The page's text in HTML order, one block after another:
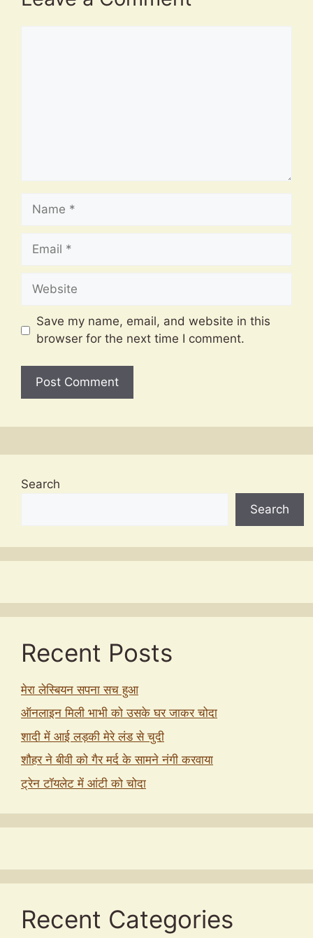
Name
Email
Website
Save my name, email, and website in this
browser for the next time I comment.
Search
Search
Recent Posts
मेरा लेस्बियन सपना सच हुआ
ऑनलाइन मिली भाभी को उसके घर जाकर चोदा
शादी में आई लड़की मेरे लंड से चुदी
शौहर ने बीवी को गैर मर्द के सामने नंगी करवाया
ट्रेन टॉयलेट में आंटी को चोदा
Recent Categories